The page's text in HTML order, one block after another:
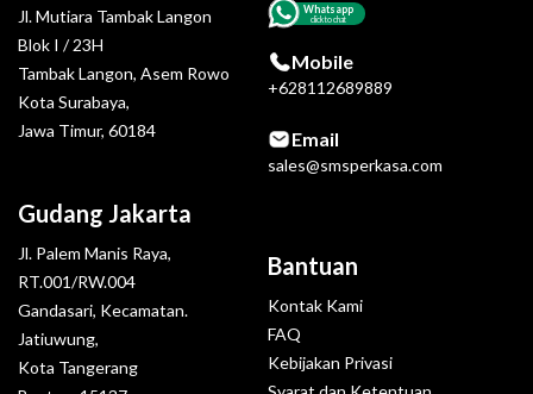
Jl. Mutiara Tambak Langon
Blok I / 23H
Tambak Langon, Asem Rowo
Kota Surabaya,
Jawa Timur, 60184
Gudang Jakarta
Jl. Palem Manis Raya,
RT.001/RW.004
Gandasari, Kecamatan.
Jatiuwung,
Kota Tangerang
Whatsapp
click to chat
Mobile
+628112689889
Email
sales@smsperkasa.com
Bantuan
Kontak Kami
FAQ
Kebijakan Privasi